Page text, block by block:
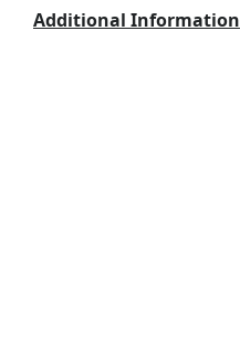
Additional Information